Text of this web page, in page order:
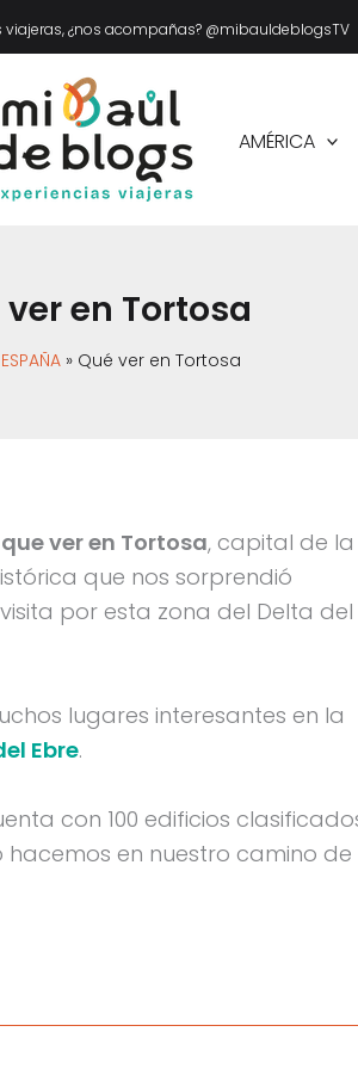
viajeras, ¿nos acompañas? @mibauldeblogsTV
AMÉRICA
ver en Tortosa
ESPAÑA Qué ver en Tortosa
ver en Tortosa, capital de la
que nos sorprendió
por esta zona del Delta del
lugares interesantes en la
Ebre.
con 100 edificios
hacemos en nuestro camino de